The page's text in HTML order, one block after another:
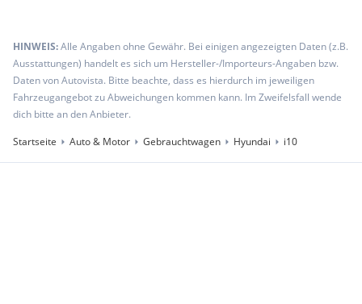
HINWEIS:Alle Angaben ohne Gewähr. Bei einigen angezeigten Daten (z.B.
Ausstattungen) handelt es sich um Hersteller-/Importeurs-Angaben bzw.
Daten von Autovista. Bitte beachte, dass es hierdurch im jeweiligen
Fahrzeugangebot zu Abweichungen kommen kann. Im Zweifelsfall wende
dich bitte an den Anbieter.
Startseite
Auto & Motor Gebrauchtwagen Hyundai i10